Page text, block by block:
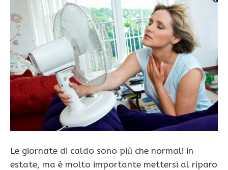
Le giornate di caldo sono più che normali in
estate, ma è molto importante mettersi al riparo